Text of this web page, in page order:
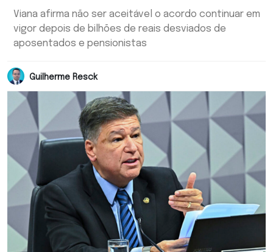
Viana afirma não ser aceitável o acordo continuar em
vigor depois de bilhões de reais desviados de
aposentados e pensionistas
Guilherme Resck